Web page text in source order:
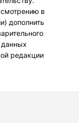
в
дополнить
редакции